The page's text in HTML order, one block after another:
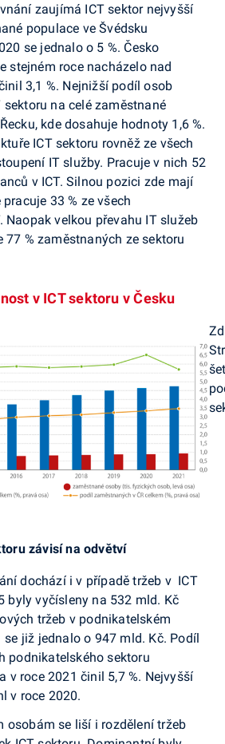
zaujímá ICT sektor nejvyšší
populace ve Švédsku
se jednalo o 5 %. Česko
stejném roce nacházelo nad
3,1 %. Nejnižší podíl osob
na celé zaměstnané
kde dosahuje hodnoty 1,6 %.
ICT sektoru rovněž ze všech
IT služby. Pracuje v nich 52
v ICT. Silnou pozici zde mají
33 % ze všech
Naopak velkou převahu IT služeb
77 % zaměstnaných ze sektoru
v ICT sektoru v Česku
závisí na odvětví
dochází i v případě tržeb v ICT
byly vyčísleny na 532 mld. Kč
tržeb v podnikatelském
se již jednalo o 947 mld. Kč. Podíl
podnikatelského sektoru
v roce 2021 činil 5,7 %. Nejvyšší
v roce 2020.
osobám se liší i rozdělení tržeb